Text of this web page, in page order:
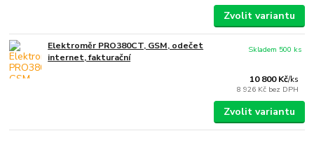
Zvolit variantu
Elektroměr PRO380CT, GSM, odečet
internet, fakturační
10 800 Kč/ks
8 926 Kč bez DPH
Skladem 500 ks
Zvolit variantu